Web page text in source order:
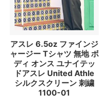
アスレ 6.5oz ファインジ
ャージー Tシャツ 無地 ボ
ディ オンス ユナイテッ
ドアスレ United Athle
シルクスクリーン 刺繍
1100-01